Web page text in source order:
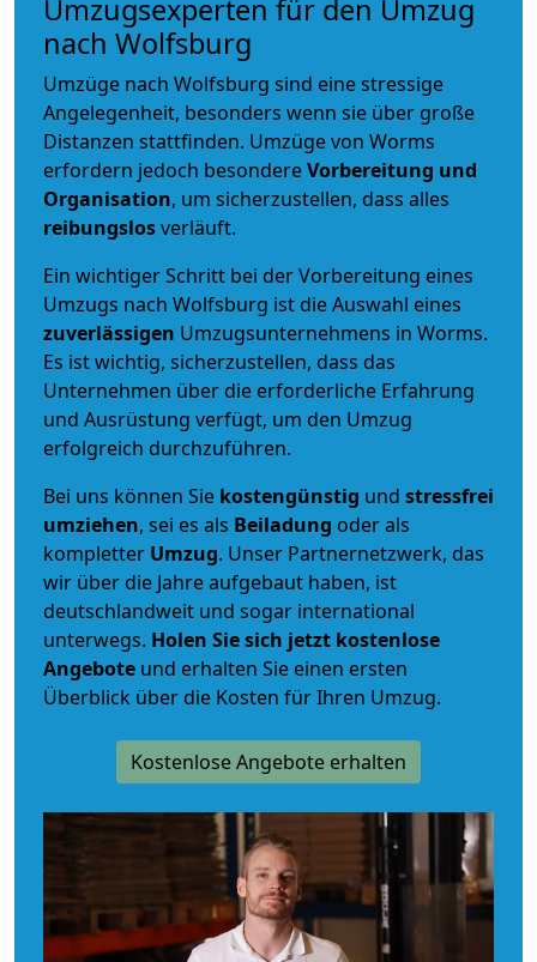
Umzugsexperten für den Umzug
nach Wolfsburg
Umzüge nach Wolfsburg sind eine stressige
Angelegenheit, besonders wenn sie über große
Distanzen stattfinden. Umzüge von Worms
erfordern jedoch besondereVorbereitung und
Organisation, um sicherzustellen, dass alles
reibungslosverläuft.
Ein wichtiger Schritt bei der Vorbereitung eines
Umzugs nach Wolfsburg ist die Auswahl eines
zuverlässigen Umzugsunternehmens in Worms.
Es ist wichtig, sicherzustellen, dass das
Unternehmen über die erforderliche Erfahrung
und Ausrüstung verfügt, um den Umzug
erfolgreich durchzuführen.
Bei uns können Sie kostengünstig und stressfrei
umziehen, sei es als Beiladung oder als
kompletter Umzug. Unser Partnernetzwerk, das
wir über die Jahre aufgebaut haben, ist
deutschlandweit und sogar international
unterwegs. Holen Sie sich jetzt kostenlose
Angebote und erhalten Sie einen ersten
Überblick über die Kosten für Ihren Umzug.
Kostenlose Angebote erhalten